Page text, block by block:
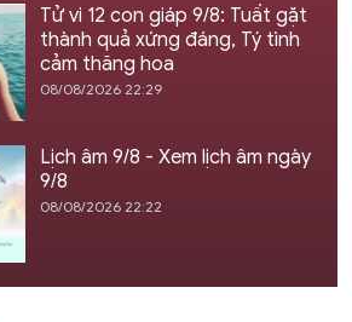
Tử vi 12 con giáp 9/8: Tuất gặt
thành quả xứng đáng, Tý tình
cảm thăng hoa
08/08/2026 22:29
Lịch âm 9/8 - Xem lịch âm ngày
9/8
08/08/2026 22:22